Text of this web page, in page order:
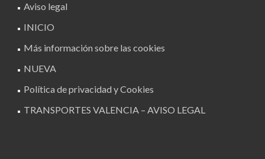
Aviso legal
INICIO
Más información sobre las cookies
NUEVA
Política de privacidad y Cookies
TRANSPORTES VALENCIA – AVISO LEGAL